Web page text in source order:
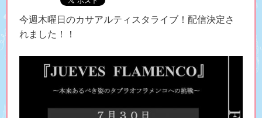
今週木曜日のカサアルティスタライブ！配信決定さ
れました！！